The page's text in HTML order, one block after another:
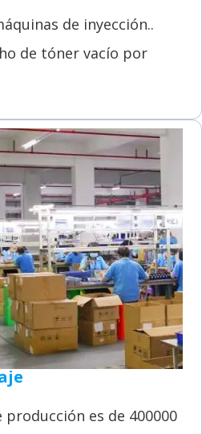
de inyección..
de tóner vacío por
es de 400000